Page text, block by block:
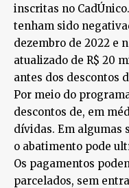
inscritas no
tenham sido
dezembro de 2022 e
atualizado de R$ 20
antes dos descontos
Por meio do
descontos de, em
dívidas. Em algumas
o abatimento pode
Os pagamentos
parcelados, sem